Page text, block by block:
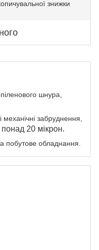
знижки
шнура,
механічні забруднення,
20 мікрон.
побутове обладнання.